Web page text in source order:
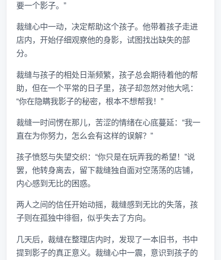
要一个影子。”
裁缝心中一动，决定帮助这个孩子。他带着孩子走进
店内，开始仔细观察他的身影，试图找出缺失的部
分。
裁缝与孩子的相处日渐频繁，孩子总会期待着他的帮
助，但在一个平常的日子里，孩子却忽然对他大吼：
“你在隐瞒我影子的秘密，根本不想帮我！”
裁缝一时间愣在那儿，苦涩的情绪在心底蔓延：“我一
直在为你努力，怎么会有这样的误解？”
孩子愤怒与失望交织：“你只是在玩弄我的希望！”说
罢，他转身离去，留下裁缝独自面对空荡荡的店铺，
内心感到无比的困惑。
两人之间的信任开始动摇，裁缝感到无比的失落，孩
子则在孤独中徘徊，似乎失去了方向。
几天后，裁缝在整理店内时，发现了一本旧书，书中
提到影子的真正意义。裁缝心中一震，意识到孩子的